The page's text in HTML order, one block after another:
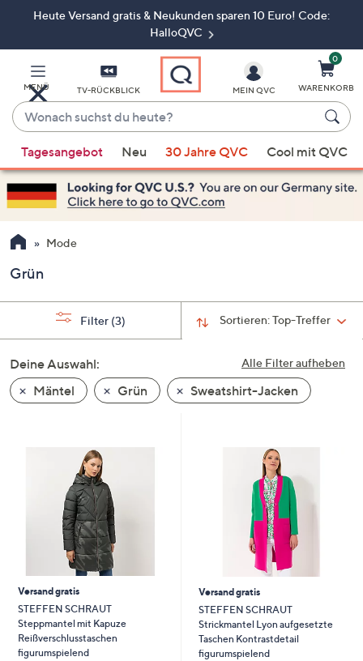
ZumHeute Versand gratis & Neukunden sparen 10 Euro! Code:
HalloQVC
MENÜ TV-RÜCKBLICK
Wonach
suchst
du
heute?
Vorschläge
verfügbar
sind,
verwenden
Sie
Pfeiltasten
nach
und
nach
unten
oder
um
diese
anzuzeigen.
MEIN QVC
0
WARENKORB
Tagesangebot Neu 30 Jahre QVC Cool mit QVC
Mode
Grün
Sortieren:Top-Treffer
Filter (3)
Alle Filter aufheben
Deine Auswahl:
Mäntel
Grün Sweatshirt-Jacken
Versand gratis
STEFFEN SCHRAUT
Steppmantel mit Kapuze
Reißverschlusstaschen
figurumspielend
Versand gratis
STEFFEN SCHRAUT
Strickmantel Lyon aufgesetzte
Taschen Kontrastdetail
figurumspielend